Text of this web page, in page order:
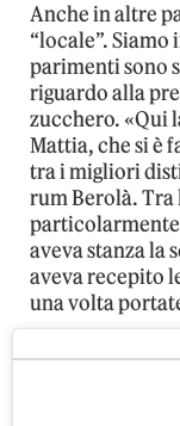
Anche in altre
“locale”. Siamo
parimenti sono
riguardo alla
zucchero. «Qui
Mattia, che si è
tra i migliori
rum Berolà. Tra
aveva stanza la
aveva recepito
una volta